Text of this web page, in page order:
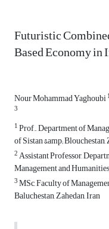
Futuristic
Based Economy in
Nour Mohammad Yaghoubi
3
1Prof., Department of
of Sistan &amp;
2Assistant Professor,
Management and
3MSc, Faculty of
Baluchestan, Zahedan, Iran